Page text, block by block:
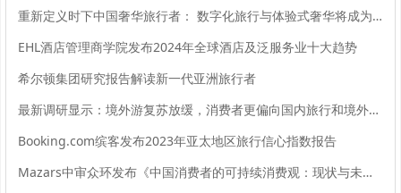
重新定义时下中国奢华旅行者： 数字化旅行与体验式奢华将成为影响2024年旅行选择的关键词
EHL酒店管理商学院发布2024年全球酒店及泛服务业十大趋势
希尔顿集团研究报告解读新一代亚洲旅行者
最新调研显示：境外游复苏放缓，消费者更偏向国内旅行和境外短途目的地
Booking.com缤客发布2023年亚太地区旅行信心指数报告
Mazars中审众环发布《中国消费者的可持续消费观：现状与未来》调研报告